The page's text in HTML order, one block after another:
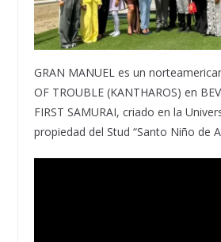
GRAN MANUEL es un
OF TROUBLE (KANTHAROS) en
FIRST SAMURAI, criado en la
propiedad del Stud “Santo Niño de